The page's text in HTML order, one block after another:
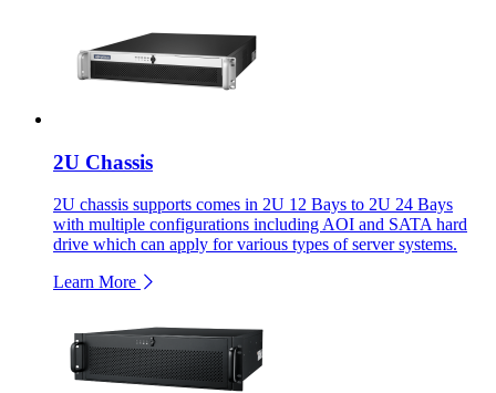
2U Chassis
2U chassis supports comes in 2U 12 Bays to 2U 24 Bays
with multiple configurations including AOI and SATA hard
drive which can apply for various types of server systems.
Learn More